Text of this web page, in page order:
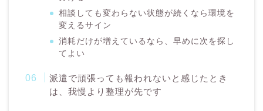
相談しても変わらない状態が続くなら環境を
変えるサイン
消耗だけが増えているなら、早めに次を探し
てよい
派遣で頑張っても報われないと感じたとき
は、我慢より整理が先です